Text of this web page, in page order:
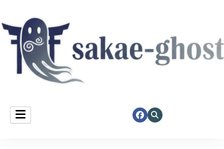
Sakae Ghost